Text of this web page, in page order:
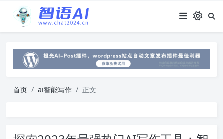
首页 ai智能写作 正文